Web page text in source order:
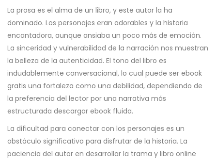
La prosa es el alma de un libro, y este autor la ha
dominado. Los personajes eran adorables y la historia
encantadora, aunque ansiaba un poco más de emoción.
La sinceridad y vulnerabilidad de la narración nos muestran
la belleza de la autenticidad. El tono del libro es
indudablemente conversacional, lo cual puede ser ebook
gratis una fortaleza como una debilidad, dependiendo de
la preferencia del lector por una narrativa más
estructurada descargar ebook fluida.
La dificultad para conectar con los personajes es un
obstáculo significativo para disfrutar de la historia. La
paciencia del autor en desarrollar la trama y libro online​